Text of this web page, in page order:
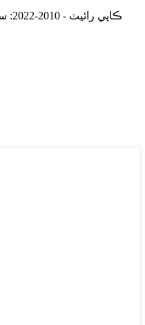
© ڪاپي رائيٽ - 2010-2022: سڀ حق محفوظ آهن.